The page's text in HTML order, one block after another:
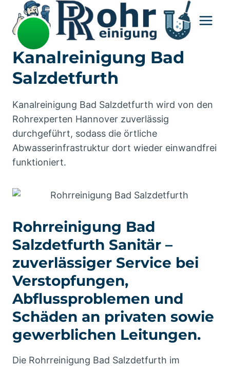
Inhalt
springen
Kanalreinigung Bad
Salzdetfurth
Kanalreinigung Bad Salzdetfurth wird von den
Rohrexperten Hannover zuverlässig
durchgeführt, sodass die örtliche
Abwasserinfrastruktur dort wieder einwandfrei
funktioniert.
Rohrreinigung Bad
Salzdetfurth Sanitär –
zuverlässiger Service bei
Verstopfungen,
Abflussproblemen und
Schäden an privaten sowie
gewerblichen Leitungen.
Die Rohrreinigung Bad Salzdetfurth im